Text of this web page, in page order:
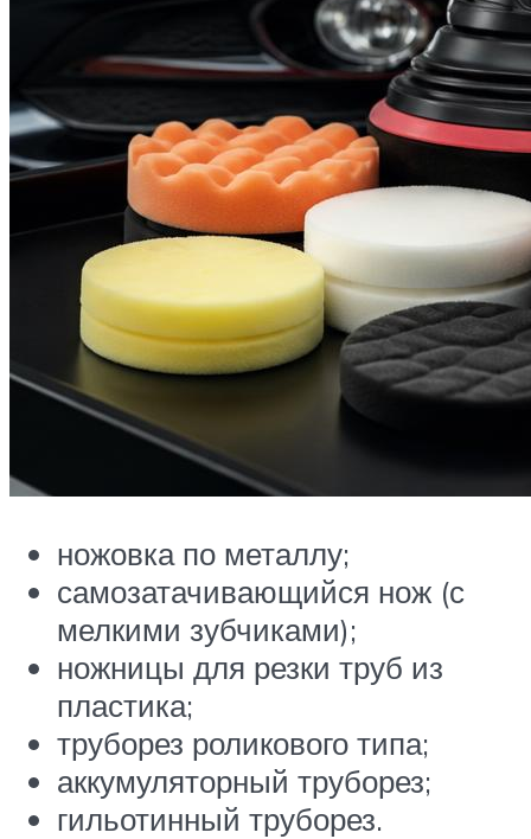
ножовка по металлу;
самозатачивающийся нож (с
мелкими зубчиками);
ножницы для резки труб из
пластика;
труборез роликового типа;
аккумуляторный труборез;
гильотинный труборез.